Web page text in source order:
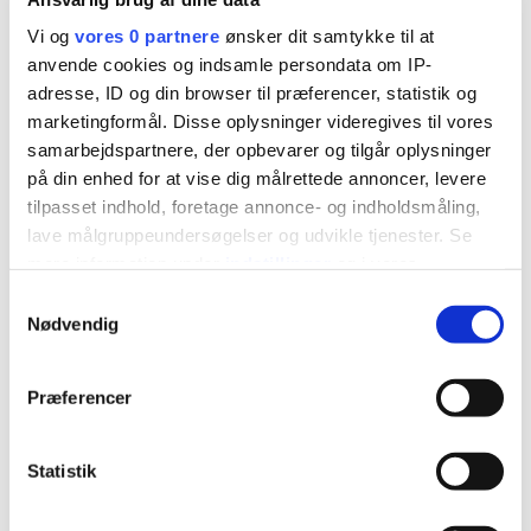
Vi og vores 0 partnere ønsker dit samtykke til at
anvende cookies og indsamle persondata om IP-
adresse, ID og din browser til præferencer, statistik og
marketingformål. Disse oplysninger videregives til vores
samarbejdspartnere, der opbevarer og tilgår oplysninger
på din enhed for at vise dig målrettede annoncer, levere
tilpasset indhold, foretage annonce- og indholdsmåling,
lave målgruppeundersøgelser og udvikle tjenester. Se
tilbage eller ændre indstillinger fra vores
"Cookiedeklaration", eller ved at trykke på "Privacy
Indsamle præcise oplysninger om din placering,
Identificere din enhed baseret på en scanning af
Nødvendig
Præferencer
Statistik
ordentligt uden disse cookies.
Navn Udbyder Formål
Maksimal
opbevaringstid
CookieC
onsent
CookiebotGemmer
brugerens
cookie-
samtykke-tilstand
1 år
Sessio